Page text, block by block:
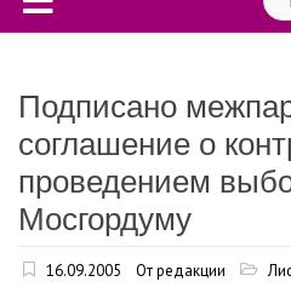
Подписано
соглашение о
проведением
Мосгордуму
16.09.2005 От редакции